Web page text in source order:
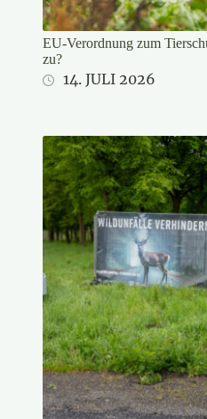
EU-Verordnung zum
zu?
14. JULI 2026